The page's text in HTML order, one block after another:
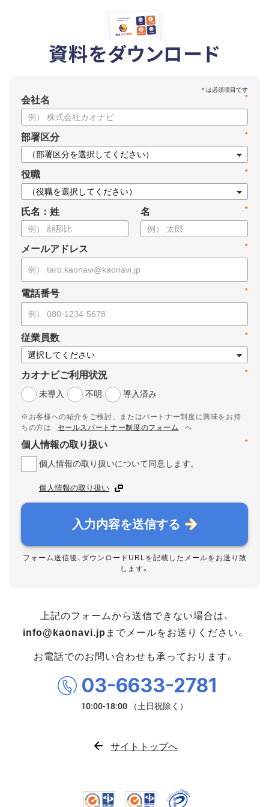
資料をダウンロード
*
会社名
*
部署区分
*
役職
氏名：姓 *
名
*
メールアドレス
*
電話番号
*
従業員数
*
カオナビご利用状況
未導入
不明 導入済み
※お客様への紹介をご検討、またはパートナー制度に興味をお持
ちの方は
セールスパートナー制度のフォーム
へ
*
個人情報の取り扱い
個人情報の取り扱いについて同意します。
個人情報の取り扱い
入力内容を送信する
フォーム送信後、ダウンロードURLを記載したメールをお送り致
します。
上記のフォームから送信できない場合は、
info@kaonavi.jp までメールをお送りください。
お電話でのお問い合わせも承っております。
03-6633-2781
サイトトップへ